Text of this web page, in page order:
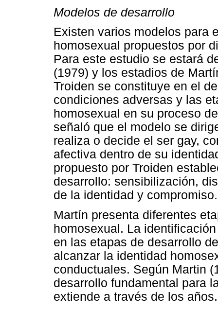
Modelos de desarrollo
Existen varios modelos para
homosexual propuestos por
Para este estudio se estará
(1979) y los estadios de
Troiden se constituye en el
condiciones adversas y las
homosexual en su proceso
señaló que el modelo se
realiza o decide el ser gay,
afectiva dentro de su
propuesto por Troiden
desarrollo: sensibilización,
de la identidad y compromiso.
Martín presenta diferentes
homosexual. La
en las etapas de desarrollo
alcanzar la identidad
conductuales. Según Martin
desarrollo fundamental para
extiende a través de los años.